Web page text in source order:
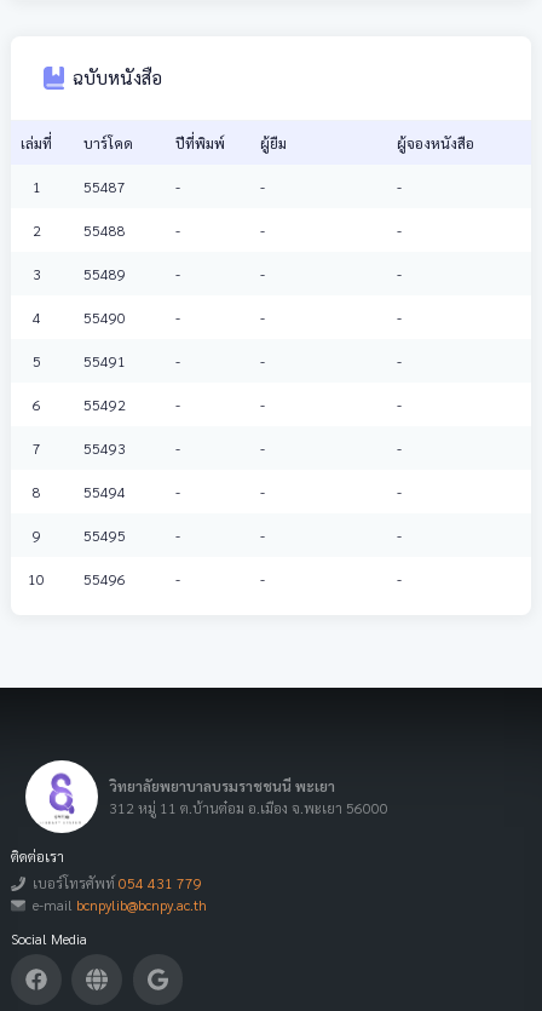
ฉบับหนังสือ
เล่มที่ บาร์โคด ปีที่พิมพ์ ผู้ยืม ผู้จองหนังสือ
1 55487 - - -
2 55488 - - -
3 55489 - - -
4 55490 - - -
5 55491 - - -
6 55492 - - -
7 55493 - - -
8 55494 - - -
9 55495 - - -
10 55496 - - -
วิทยาลัยพยาบาลบรมราชชนนี พะเยา
312 หมู่ 11 ต.บ้านต๋อม อ.เมือง จ.พะเยา 56000
ติดต่อเรา
เบอร์โทรศัพท์054 431 779
e-mail bcnpylib@bcnpy.ac.th
Social Media